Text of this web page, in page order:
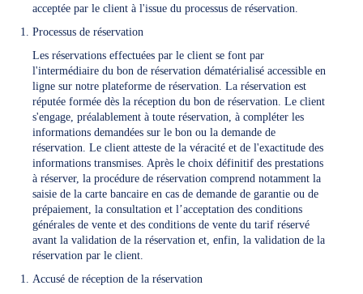
acceptée par le client à l'issue du processus de réservation.
Processus de réservation
Les réservations effectuées par le client se font par
l'intermédiaire du bon de réservation dématérialisé accessible en
ligne sur notre plateforme de réservation. La réservation est
réputée formée dès la réception du bon de réservation. Le client
s'engage, préalablement à toute réservation, à compléter les
informations demandées sur le bon ou la demande de
réservation. Le client atteste de la véracité et de l'exactitude des
informations transmises. Après le choix définitif des prestations
à réserver, la procédure de réservation comprend notamment la
saisie de la carte bancaire en cas de demande de garantie ou de
prépaiement, la consultation et l’acceptation des conditions
générales de vente et des conditions de vente du tarif réservé
avant la validation de la réservation et, enfin, la validation de la
réservation par le client.
Accusé de réception de la réservation